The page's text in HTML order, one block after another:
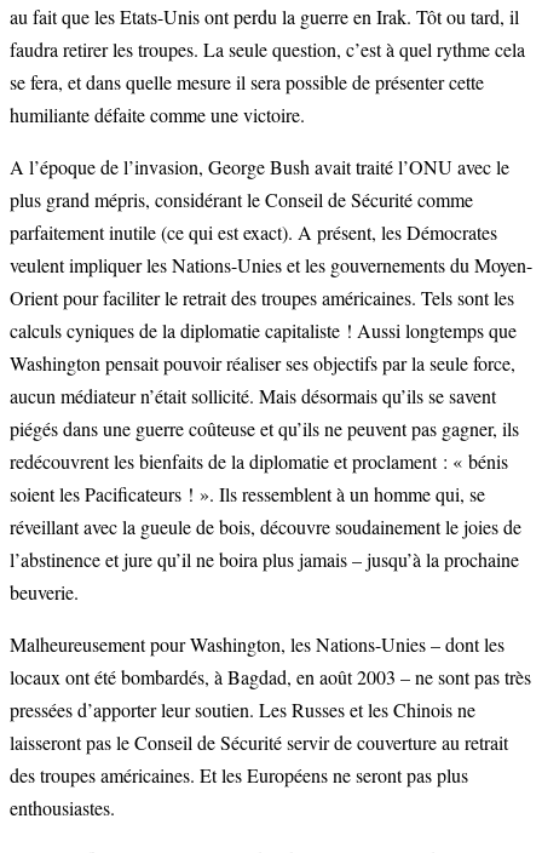
au fait que les Etats-Unis ont perdu la guerre en Irak. Tôt ou tard, il
faudra retirer les troupes. La seule question, c’est à quel rythme cela
se fera, et dans quelle mesure il sera possible de présenter cette
humiliante défaite comme une victoire.
A l’époque de l’invasion, George Bush avait traité l’ONU avec le
plus grand mépris, considérant le Conseil de Sécurité comme
parfaitement inutile (ce qui est exact). A présent, les Démocrates
veulent impliquer les Nations-Unies et les gouvernements du Moyen-
Orient pour faciliter le retrait des troupes américaines. Tels sont les
calculs cyniques de la diplomatie capitaliste ! Aussi longtemps que
Washington pensait pouvoir réaliser ses objectifs par la seule force,
aucun médiateur n’était sollicité. Mais désormais qu’ils se savent
piégés dans une guerre coûteuse et qu’ils ne peuvent pas gagner, ils
redécouvrent les bienfaits de la diplomatie et proclament : « bénis
soient les Pacificateurs ! ». Ils ressemblent à un homme qui, se
réveillant avec la gueule de bois, découvre soudainement le joies de
l’abstinence et jure qu’il ne boira plus jamais – jusqu’à la prochaine
beuverie.
Malheureusement pour Washington, les Nations-Unies – dont les
locaux ont été bombardés, à Bagdad, en août 2003 – ne sont pas très
pressées d’apporter leur soutien. Les Russes et les Chinois ne
laisseront pas le Conseil de Sécurité servir de couverture au retrait
des troupes américaines. Et les Européens ne seront pas plus
enthousiastes.